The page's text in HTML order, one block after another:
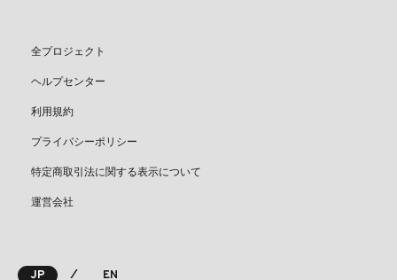
全プロジェクト
ヘルプセンター
利用規約
プライバシーポリシー
特定商取引法に関する表示について
運営会社
JP ⁄ EN